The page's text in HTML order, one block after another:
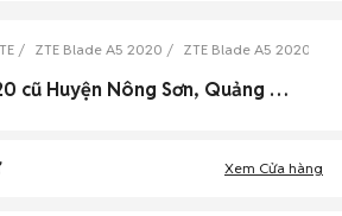
ZTE Blade A5 2020 ZTE Blade A5 2020
0 Zte Blade A5 2020 cũ Huyện Nông Sơn, Quảng Nam đẹp
Xem Cửa hàng